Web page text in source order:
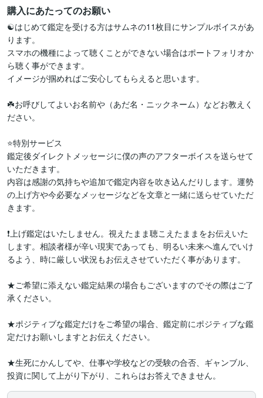
購入にあたってのお願い
☯️はじめて鑑定を受ける方はサムネの11枚目にサンプルボイスがあ
ります。
スマホの機種によって聴くことができない場合はポートフォリオか
ら聴く事ができます。
イメージが掴めればご安心してもらえると思います。
☘️お呼びしてよいお名前や（あだ名・ニックネーム）などお教えく
ださい。
⭐特別サービス
鑑定後ダイレクトメッセージに僕の声のアフターボイスを送らせて
いただきます。
内容は感謝の気持ちや追加で鑑定内容を吹き込んだりします。運勢
の上げ方や今必要なメッセージなどを文章と一緒に送らせていただ
きます。
❗上げ鑑定はいたしません。視えたまま聴こえたままをお伝えいた
します。相談者様が辛い現実であっても、明るい未来へ進んでいけ
るよう、時に厳しい状況もお伝えさせていただく事があります。
★ご希望に添えない鑑定結果の場合もございますのでその際はご了
承ください。
★ポジティブな鑑定だけをご希望の場合、鑑定前にポジティブな鑑
定だけお願いしますとお伝えください。
★生死にかんしてや、仕事や学校などの受験の合否、ギャンブル、
投資に関して上がり下がり、これらはお答えできません。